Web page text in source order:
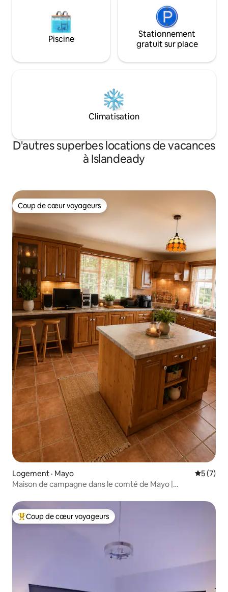
Piscine
Stationnement
gratuit sur place
Climatisation
D'autres superbes locations de vacances
à Islandeady
Coup de cœur voyageurs
Coup de cœur voyageurs
Logement · Mayo Note
5 (7)
Maison de campagne dans le comté de Mayo |
Coup de cœur voyageurs parmi les plus aimés
Coup de cœur voyageurs